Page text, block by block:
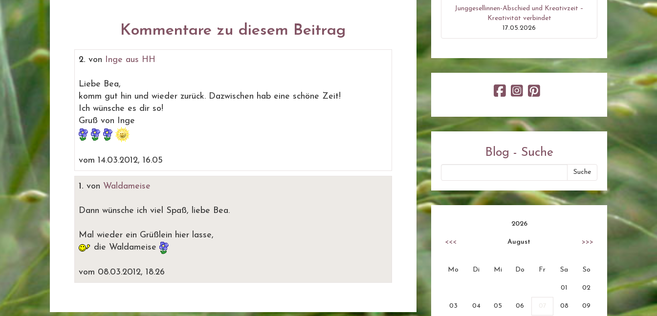
Kommentare zu diesem Beitrag
2. von Inge aus HH
Liebe Bea,
komm gut hin und wieder zurück. Dazwischen hab eine schöne Zeit!
Ich wünsche es dir so!
Gruß von Inge
vom 14.03.2012, 16.05
1. von Waldameise
Dann wünsche ich viel Spaß, liebe Bea.
Mal wieder ein Grüßlein hier lasse,
die Waldameise
vom 08.03.2012, 18.26
Junggesellinnen-Abschied und Kreativzeit –
Kreativität verbindet
17.05.2026
Blog - Suche
2026
<<< August >>>
Mo Di Mi Do Fr Sa So
01 02
03 04 05 06 07 08 09